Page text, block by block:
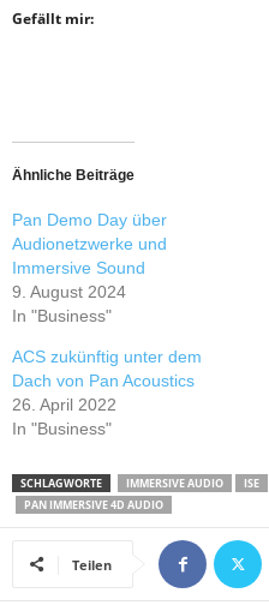
Gefällt mir:
Ähnliche Beiträge
Pan Demo Day über
Audionetzwerke und
Immersive Sound
9. August 2024
In "Business"
ACS zukünftig unter dem
Dach von Pan Acoustics
26. April 2022
In "Business"
SCHLAGWORTE IMMERSIVE AUDIO ISE
PAN IMMERSIVE 4D AUDIO
Teilen